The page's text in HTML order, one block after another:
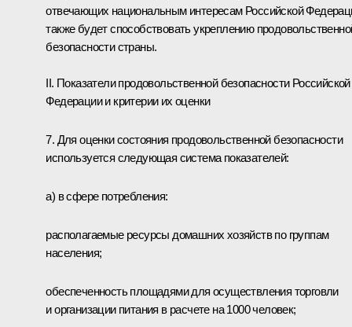
отвечающих национальным интересам Российской
также будет способствовать укреплению
безопасности страны.
II. Показатели продовольственной безопасности Российской
Федерации и критерии их оценки
7. Для оценки состояния продовольственной безопасности
используется следующая система показателей:
а) в сфере потребления:
располагаемые ресурсы домашних хозяйств по группам
населения;
обеспеченность площадями для осуществления торговли
и организации питания в расчете на 1000 человек;